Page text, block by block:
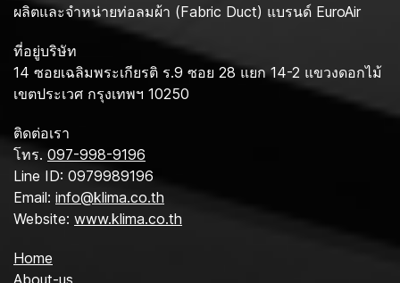
ผลิตและจำหน่ายท่อลมผ้า (Fabric Duct) แบรนด์ EuroAir
ที่อยู่บริษัท
14 ซอยเฉลิมพระเกียรติ ร.9 ซอย 28 แยก 14-2 แขวงดอกไม้
เขตประเวศ กรุงเทพฯ 10250
ติดต่อเรา
โทร. 097-998-9196
Line ID: 0979989196
Email: info@klima.co.th
Website: www.klima.co.th
Home
About-us